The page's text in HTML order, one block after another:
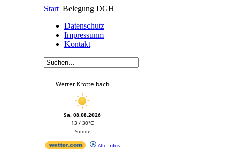
Start Belegung DGH
Datenschutz
Impressunm
Kontakt
Wetter Krottelbach
Sa, 08.08.2026
13 / 30°C
Sonnig
Alle Infos